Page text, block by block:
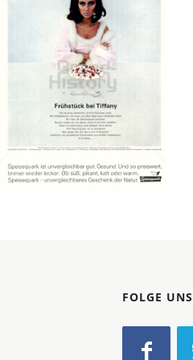
Speisequark
CMA Centrale
Marketing-Gesellschaft
der deutschen
Agrarwirtschaft mbH
1967
Bild-ID: 12860
FOLGE UNS